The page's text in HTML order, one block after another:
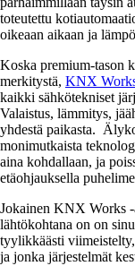
toteutettu
oikeaan aikaan ja
Koska premium-tason
merkitystä, KNX
kaikki sähkötekniset
Valaistus, lämmitys,
yhdestä paikasta.
monimutkaista
aina kohdallaan, ja
etäohjauksella
Jokainen KNX Works
lähtökohtana on on
tyylikkäästi
ja jonka järjestelmät